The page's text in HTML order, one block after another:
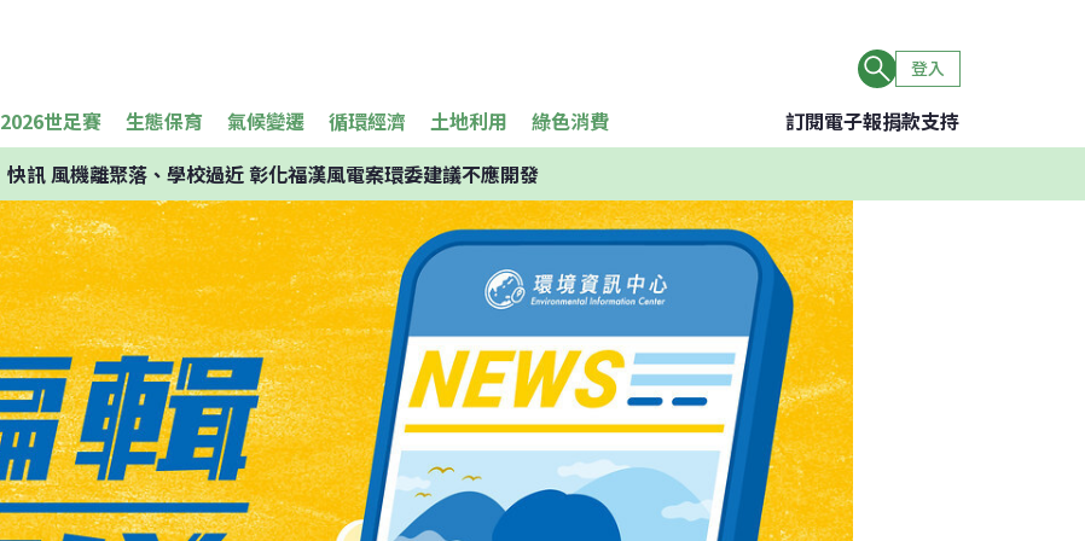
登入
2026世足賽 生態保育 氣候變遷 循環經濟 土地利用 綠色消費 訂閱電子報捐款支持
快訊風機離聚落、學校過近 彰化福漢風電案環委建議不應開發